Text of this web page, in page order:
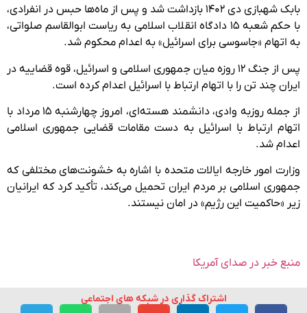
بابک شهبازی دی ۱۴۰۲ بازداشت شد و پس از ماه‌ها حبس در انفرادی،
با حکم شعبه ۱۵ دادگاه انقلاب اسلامی به ریاست ابوالقاسم صلواتی،
به اتهام «جاسوسی برای اسرائیل» به اعدام محکوم شد.
پس از جنگ ۱۲ روزه میان جمهوری اسلامی و اسرائیل، قوه قضاییه در
ایران چند تن را با اتهام ارتباط با اسرائیل اعدام کرده است.
از جمله روزبه وادی، دانشمند هسته‌ای، امروز چهارشنبه ۱۵ مرداد با
اتهام ارتباط با اسرائیل به دست مقامات قضایی جمهوری اسلامی
اعدام شد.
وزارت امور خارجه ایالات متحده با اشاره به خشونت‌های مختلفی که
جمهوری اسلامی بر مردم ایران تحمیل می‌کند، تأکید کرد که ایرانیان
زیر «حاکمیت این رژیم» در امان نیستند.
منبع خبر در صدای آمریکا
اشتراک گذاری در شبکه های اجتماعی